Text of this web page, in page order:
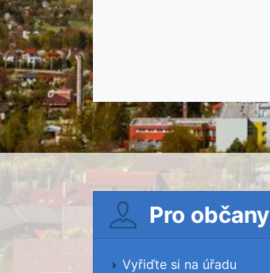
Pro občany
Vyřiďte si na úřadu